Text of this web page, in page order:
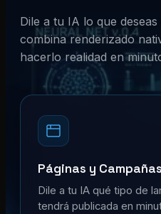
Dile a tu IA lo que
combina renderizado
hacerlo realidad en
Páginas y
Dile a tu IA qué tipo de
tendrá publicada en